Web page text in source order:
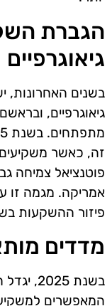
הגברת
גיאוגרפיים
בשנים האחרונות,
גיאוגרפיים,
זה, כאשר משקיעים
פוטנציאל צמיחה
אמריקה. מגמה זו
פיזור ההשקעות
מדדים
בשנת
המאפשרים